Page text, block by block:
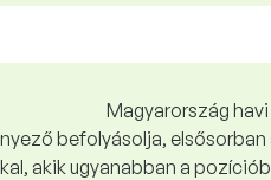
Magyarország
befolyásolja,
akik ugyanabban a